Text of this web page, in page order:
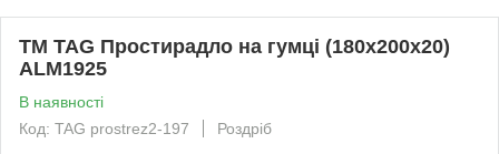
ТМ TAG Простирадло на гумці (180х200х20)
ALM1925
В наявності
Код: TAG prostrez2-197
Роздріб